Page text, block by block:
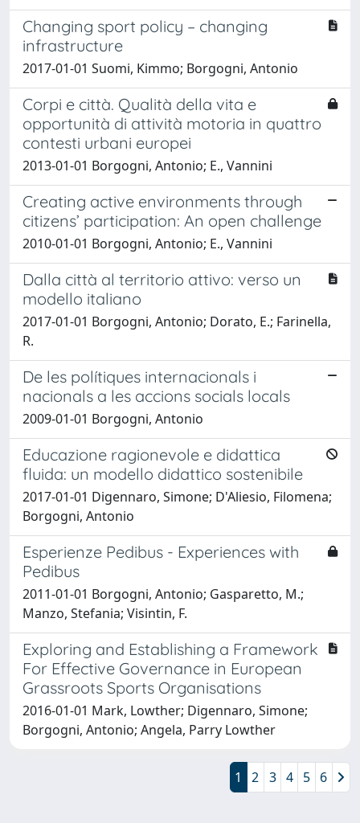
Changing sport policy – changing
infrastructure
2017-01-01 Suomi, Kimmo; Borgogni, Antonio
Corpi e città. Qualità della vita e
opportunità di attività motoria in quattro
contesti urbani europei
2013-01-01 Borgogni, Antonio; E., Vannini
Creating active environments through
citizens’ participation: An open challenge
2010-01-01 Borgogni, Antonio; E., Vannini
Dalla città al territorio attivo: verso un
modello italiano
2017-01-01 Borgogni, Antonio; Dorato, E.; Farinella,
R.
De les polítiques internacionals i
nacionals a les accions socials locals
2009-01-01 Borgogni, Antonio
Educazione ragionevole e didattica
fluida: un modello didattico sostenibile
2017-01-01 Digennaro, Simone; D'Aliesio, Filomena;
Borgogni, Antonio
Esperienze Pedibus - Experiences with
Pedibus
2011-01-01 Borgogni, Antonio; Gasparetto, M.;
Manzo, Stefania; Visintin, F.
Exploring and Establishing a Framework
For Effective Governance in European
Grassroots Sports Organisations
2016-01-01 Mark, Lowther; Digennaro, Simone;
Borgogni, Antonio; Angela, Parry Lowther
1 2 3 4 5 6